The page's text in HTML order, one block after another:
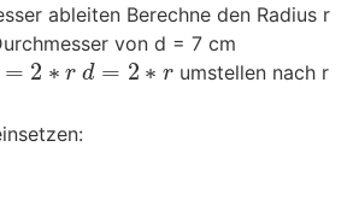
ableiten Berechne den Radius r
von d = 7 cm
= 2 ∗ r d = 2 ∗ rumstellen nach r